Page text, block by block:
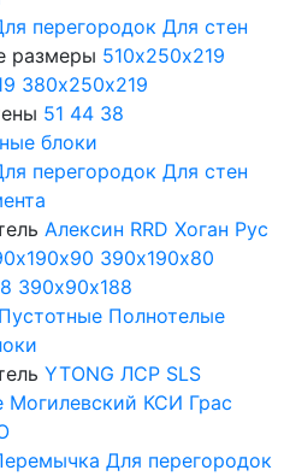
перегородок Для стен
размеры 510х250х219
380х250х219
51 44 38
блоки
перегородок Для стен
Алексин RRD Хоган Рус
390х190х80
390х90х188
Пустотные Полнотелые
YTONG ЛСР SLS
Могилевский КСИ Грас
Для перегородок